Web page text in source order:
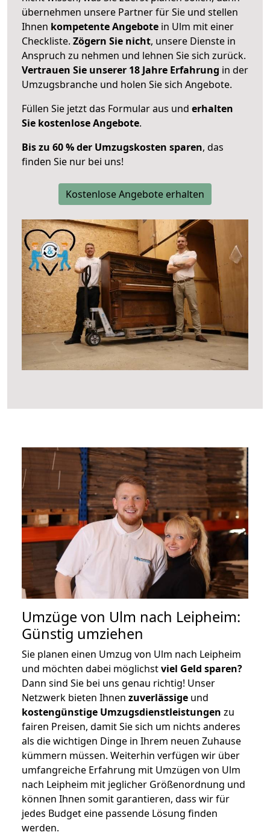
übernehmen unsere Partner für Sie und stellen
Ihnen kompetente Angebote in Ulm mit einer
Checkliste. Zögern Sie nicht, unsere Dienste in
Anspruch zu nehmen und lehnen Sie sich zurück.
Vertrauen Sie unserer 18 Jahre Erfahrung in der
Umzugsbranche und holen Sie sich Angebote.
Füllen Sie jetzt das Formular aus und erhalten
Sie kostenlose Angebote.
Bis zu 60 % der Umzugskosten sparen, das
finden Sie nur bei uns!
Kostenlose Angebote erhalten
Umzüge von Ulm nach Leipheim:
Günstig umziehen
Sie planen einen Umzug von Ulm nach Leipheim
und möchten dabei möglichstviel Geld sparen?
Dann sind Sie bei uns genau richtig! Unser
Netzwerk bieten Ihnen zuverlässige und
kostengünstige Umzugsdienstleistungen zu
fairen Preisen, damit Sie sich um nichts anderes
als die wichtigen Dinge in Ihrem neuen Zuhause
kümmern müssen. Weiterhin verfügen wir über
umfangreiche Erfahrung mit Umzügen von Ulm
nach Leipheim mit jeglicher Größenordnung und
können Ihnen somit garantieren, dass wir für
jedes Budget eine passende Lösung finden
werden.